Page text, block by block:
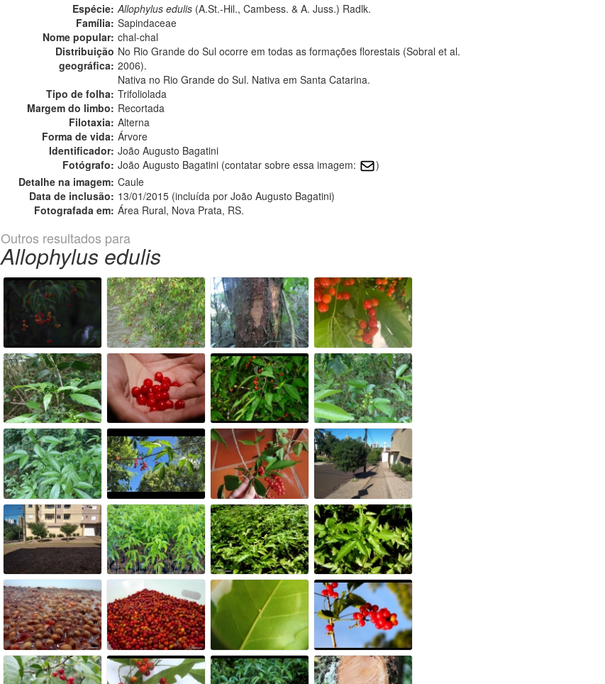
Espécie: Allophylus edulis (A.St.-Hil., Cambess. & A. Juss.) Radlk.
Família: Sapindaceae
Nome popular: chal-chal
Distribuição
geográfica:
No Rio Grande do Sul ocorre em todas as formações florestais (Sobral et al.
2006).
Nativa no Rio Grande do Sul. Nativa em Santa Catarina.
Tipo de folha: Trifoliolada
Margem do limbo: Recortada
Filotaxia: Alterna
Forma de vida: Árvore
Identificador: João Augusto Bagatini
Fotógrafo: João Augusto Bagatini (contatar sobre essa imagem:
)
Detalhe na imagem: Caule
Data de inclusão: 13/01/2015 (incluída por João Augusto Bagatini)
Fotografada em: Área Rural, Nova Prata, RS.
Outros resultados para
Allophylus edulis